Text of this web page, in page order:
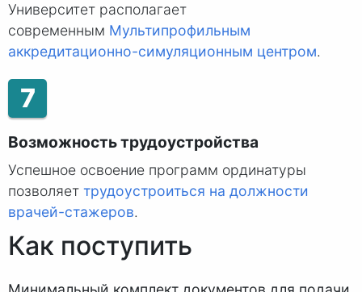
Университет располагает
современным Мультипрофильным
аккредитационно-симуляционным центром.
7
Возможность трудоустройства
Успешное освоение программ ординатуры
позволяет трудоустроиться на должности
врачей-стажеров.
Как поступить